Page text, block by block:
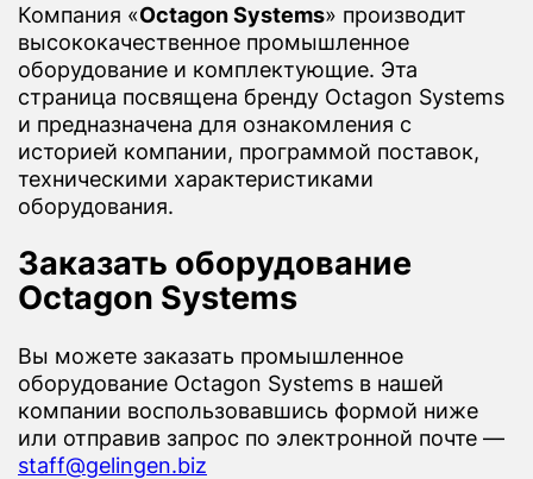
Компания «Octagon Systems» производит
высококачественное промышленное
оборудование и комплектующие. Эта
страница посвящена бренду Octagon Systems
и предназначена для ознакомления с
историей компании, программой поставок,
техническими характеристиками
оборудования.
Заказать оборудование
Octagon Systems
Вы можете заказать промышленное
оборудование Octagon Systems в нашей
компании воспользовавшись формой ниже
или отправив запрос по электронной почте —
staff@gelingen.biz